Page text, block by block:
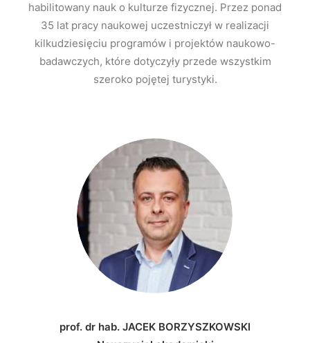
habilitowany nauk o kulturze fizycznej. Przez ponad
35 lat pracy naukowej uczestniczył w realizacji
kilkudziesięciu programów i projektów naukowo-
badawczych, które dotyczyły przede wszystkim
szeroko pojętej turystyki.
prof. dr hab. JACEK BORZYSZKOWSKI